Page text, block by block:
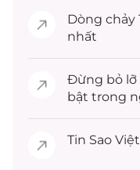
Dòng chảy
nhất
Đừng bỏ lỡ
bật trong
Tin Sao Việt